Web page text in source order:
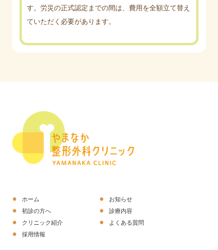
す。労災の正式認定までの間は、費用を全額立て替え
ていただく必要があります。
ホーム
初診の方へ
クリニック紹介
採用情報
お知らせ
診療内容
よくある質問